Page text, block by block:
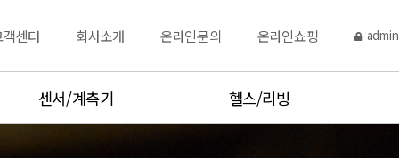
객센터 회사소개 온라인문의 온라인쇼핑 admin
센서/계측기
토크센서
헬스/리빙